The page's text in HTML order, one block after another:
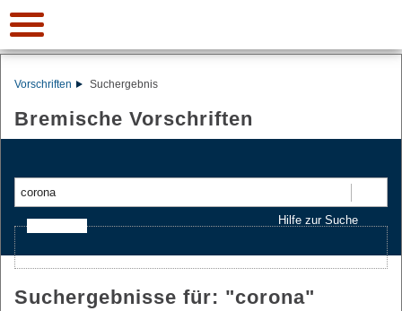
Vorschriften Suchergebnis
Bremische Vorschriften
Hilfe zur Suche
Suchergebnisse für: "corona"